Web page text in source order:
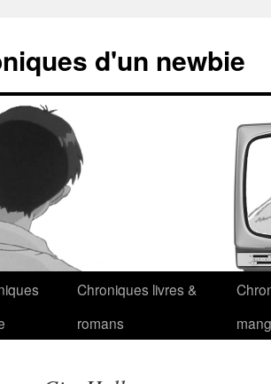
d'un newbie
Chroniques livres &
romans